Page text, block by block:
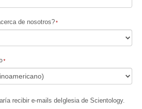
de nosotros?
recibir e-mails deIglesia de Scientology.